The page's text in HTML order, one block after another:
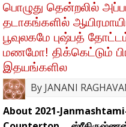
பொழுது தென்றலில்
தடாகங்களில்
பூவுலகமே புஷ்பத்
மணமோ! திக்கெட்டும்
இதயங்களில
By JANANI
About 2021-